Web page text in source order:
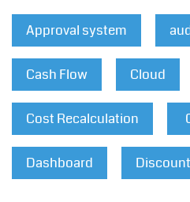
Approval system
Cash Flow Cloud
Cost Recalculation
Dashboard